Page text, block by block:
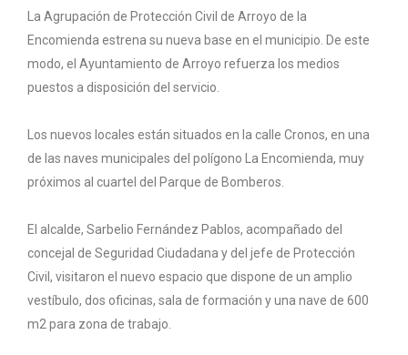
La Agrupación de Protección Civil de Arroyo de la
Encomienda estrena su nueva base en el municipio. De este
modo, el Ayuntamiento de Arroyo refuerza los medios
puestos a disposición del servicio.
Los nuevos locales están situados en la calle Cronos, en una
de las naves municipales del polígono La Encomienda, muy
próximos al cuartel del Parque de Bomberos.
El alcalde, Sarbelio Fernández Pablos, acompañado del
concejal de Seguridad Ciudadana y del jefe de Protección
Civil, visitaron el nuevo espacio que dispone de un amplio
vestíbulo, dos oficinas, sala de formación y una nave de 600
m2 para zona de trabajo.